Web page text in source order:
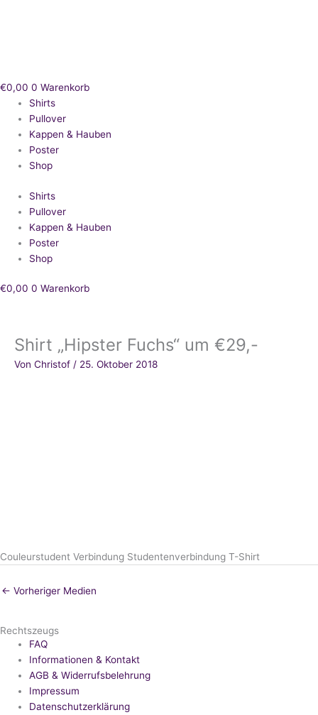
€0,00 0 Warenkorb
Shirts
Pullover
Kappen & Hauben
Poster
Shop
Shirts
Pullover
Kappen & Hauben
Poster
Shop
€0,00 0 Warenkorb
Shirt „Hipster Fuchs“ um €29,-
Von Christof / 25. Oktober 2018
Couleurstudent Verbindung Studentenverbindung T-Shirt
← Vorheriger Medien
Rechtszeugs
FAQ
Informationen & Kontakt
AGB & Widerrufsbelehrung
Impressum
Datenschutzerklärung